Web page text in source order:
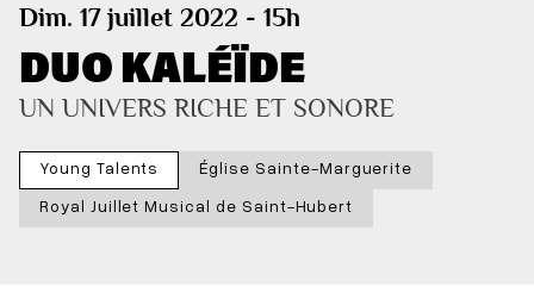
Dim. 17 juillet 2022 - 15h
DUO KALÉÏDE
UN UNIVERS RICHE ET SONORE
Young Talents
Église Sainte-Marguerite
Royal Juillet Musical de Saint-Hubert